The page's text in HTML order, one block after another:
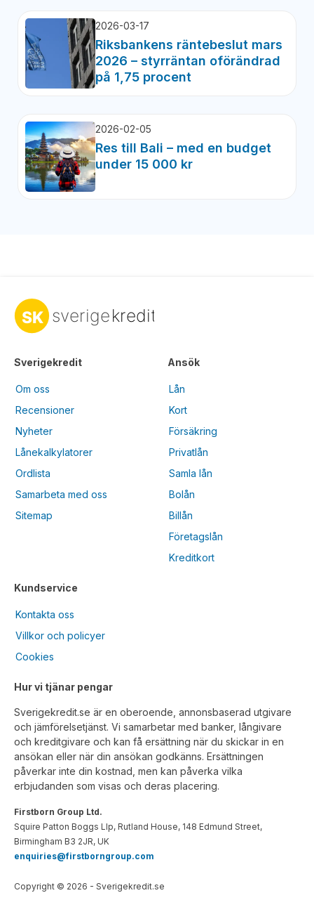
2026-03-17
Riksbankens räntebeslut mars
2026 – styrräntan oförändrad
på 1,75 procent
2026-02-05
Res till Bali – med en budget
under 15 000 kr
Sverigekredit
Om oss
Recensioner
Nyheter
Lånekalkylatorer
Ordlista
Samarbeta med oss
Sitemap
Kundservice
Kontakta oss
Villkor och policyer
Cookies
Ansök
Lån
Kort
Försäkring
Privatlån
Samla lån
Bolån
Billån
Företagslån
Kreditkort
Hur vi tjänar pengar
Sverigekredit.se är en oberoende, annonsbaserad utgivare
och jämförelsetjänst. Vi samarbetar med banker, långivare
och kreditgivare och kan få ersättning när du skickar in en
ansökan eller när din ansökan godkänns. Ersättningen
påverkar inte din kostnad, men kan påverka vilka
erbjudanden som visas och deras placering.
Firstborn Group Ltd.
Squire Patton Boggs Llp, Rutland House, 148 Edmund Street,
Birmingham B3 2JR, UK
enquiries@firstborngroup.com
Copyright © 2026 - Sverigekredit.se